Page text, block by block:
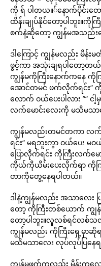
ကို ရ် ပါတယ။်နောက်ပိုင်းတ
ထိန်းချုပ်နိုင်တော့ပါဘူး။ကို
စက်နဲ့ဆိုတော့ ကျွန်မအသည်းတွ
ဒါကြောင့် ကျွန်မလည်း မိ
ဖွင့်ကာ အသုံးချရပါတော့တ
ကျွန်မကိုကြီးနောက်ကနေ ကို
အောင်တမင် ဖက်လိုက်ရင်း“ ကို
လောက် ဝယ်ပေးပါလား ”“
လက်မောင်းလေးကို မသိမသာ
ကျွန်မလည်းတမင်တကာ လက်
ရင်း“ မရဘူးကွာ ဝယ်ပေး မ
ပြောလိုက်ရင်း ကိုကြီးလက်မ
ကိုယ်ကိုယိမ်းပေးလိုက်ရာ ကိုက
တာကိုတွေ့နေရပါတယ်။
ဒါနဲ့ကျွန်မလည်း အသာလေး ပ
တော့ ကိုကြီးတစ်ယောက် က
တော့ပါဘူး။လူလစ်ရင်လစ်သ
ကျွန်မလည်း ကိုကြီးရှေ့မှာ
မသိမသာလေး လုပ်လုပ်ပြနေရ
ကျွန်မဖက်ကလည်း မိန်းကလေ